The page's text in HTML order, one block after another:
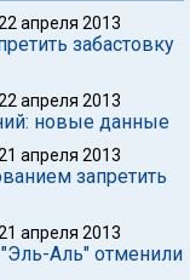
апреля 2013
забастовку
апреля 2013
новые данные
апреля 2013
запретить
апреля 2013
Аль" отменили